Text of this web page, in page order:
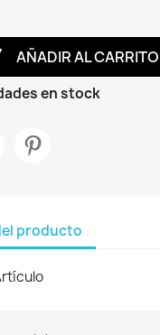
AÑADIR AL CARRITO
en stock
producto